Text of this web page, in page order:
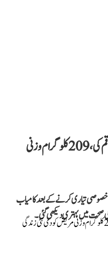
دہلی ایمس کے ڈاکٹروں نے تاریخ رقم کی، 209 کلوگرام وزنی
خصوصی تیاری کرنے کے بعد کامیاب
میں بہتری دیکھی گئی۔